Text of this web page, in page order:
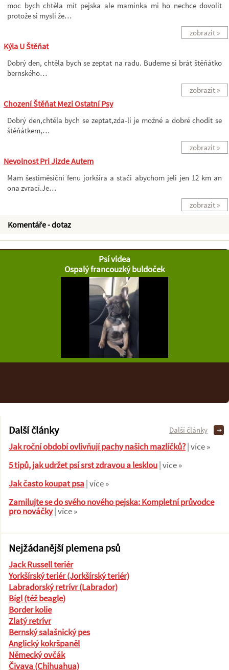
moc bych chtěla mít pejska ale maminka mi ho nechce dovolit
protože si myslí že…
zobrazit »
Kýla U Štěňat
Dobrý den, chtěla bych se zeptat na radu. Budeme si brát štěňátko
bernského…
zobrazit »
Chození Štěňat Mezi Ostatní Psy
Dobrý den,chtěla bych se zeptat,zda-li je možné a dobré chodit se
štěňátkem,…
zobrazit »
Nevolnost Pri Jizde Autem
Mam šestiměsíční fenu jorkšíra a stači abychom jeli jen 12 km an
ona zvrací.Je…
zobrazit »
Komentáře - dotaz
Psí videa
Ospalý francouzký buldoček
Další články
Jak roční období ovlivňují pachy našich mazlíčků?| více »
5 tipů, jak udržet psí srst zdravou a lesklou| více »
Jak často koupat psa| více »
Zamilujte se do svého nového pejska: Kompletní průvodce
pro nováčky| více »
Další články
Nejžádanější plemena psů
Jack Russell teriér
Yorkšírský teriér (Jorkšírský teriér)
Labradorský retrívr (Labrador)
Bígl (též beagle)
Border kolie
Zlatý retrívr
Bernský salašnický pes
Anglický kokršpaněl
Německý ovčák
Čivava (Chihuahua)